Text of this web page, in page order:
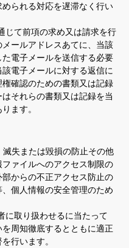
られる対応を遅滞なく行い
じて前項の求め又は請求を行
ールアドレスあてに、当該
電子メールを送信する必要
電子メールに対する返信に
確認のための書類又は記録
それらの書類又は記録を当
ます。
失または毀損の防止その他
ァイルへのアクセス制限の
からの不正アクセス防止の
個人情報の安全管理のため
に取り扱わせるに当たって
周知徹底するとともに適正
行います。